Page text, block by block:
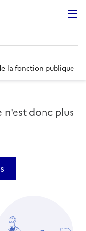
la fonction publique
n'est donc plus